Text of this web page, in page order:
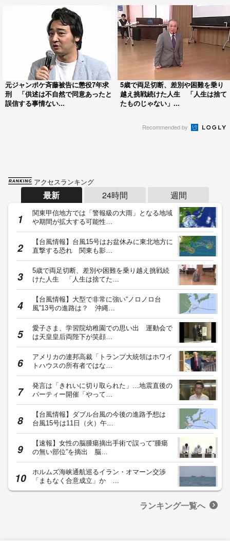
元ジャンポケ斉藤被告に懲役7年求
刑 「供述は不自然で同意あったと
誤信する事情ない...
5歳で両足切断、差別や困難を乗り
越え挑戦続けた人生 「人生は捨て
たものじゃない」...
Recommended by
アクセスランキング
最新 24時間 週間
関東甲信地方では「警報級の大雨」となる地域
や期間が拡大する可能性…
【台風情報】台風15号はお盆休みに東北地方に
直撃する恐れ 関東も影…
5歳で両足切断、差別や困難を乗り越え挑戦続
けた人生 「人生は捨てた…
【台風情報】大型で非常に強い“ノロノロ台
風”13号の進路は？ 沖縄…
愛子さま、学習院幼稚園での思い出 運動会で
は天皇皇后両陛下が笑顔…
アメリカの連邦高裁「トランプ大統領はホワイ
トハウスの所有者ではな…
発言は「きれいに切り取られた」…地震直後の
パーティー開催「やって…
【台風情報】ダブル台風の今後の進路予想は
台風15号は11日（火）午…
【速報】女性の脳腫瘍摘出手術で誤って“腫瘍
の無い部位”を摘出 脳…
ホルムズ海峡通航巡るイラン・オマーン交渉
「まもなく合意成立」か …
ランキング一覧へ